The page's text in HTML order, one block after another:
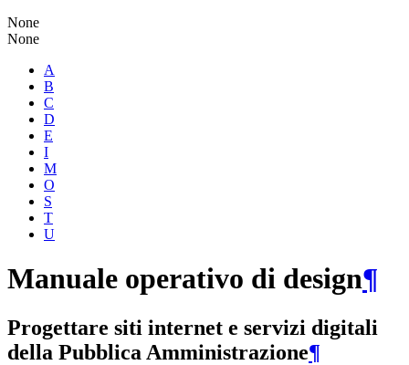
None
None
A
B
C
D
E
I
M
O
S
T
U
Manuale operativo di design¶
Progettare siti internet e servizi digitali
della Pubblica Amministrazione¶